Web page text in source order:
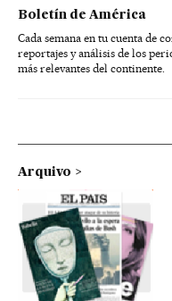
Boletín de América
Cada semana en tu cuenta de
reportajes y análisis de los
más relevantes del continente.
Arquivo